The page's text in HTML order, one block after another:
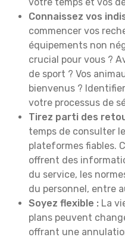
Connaissez vos
commencer vos
équipements non
crucial pour vous ?
de sport ? Vos
bienvenus ?
votre processus de
Tirez parti des
temps de consulter
plateformes fiables.
offrent des
du service, les
du personnel, entre
Soyez flexible : La
plans peuvent
offrant une